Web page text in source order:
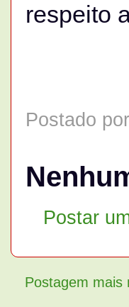
respeito
Postado por
Postar
Postagem mais